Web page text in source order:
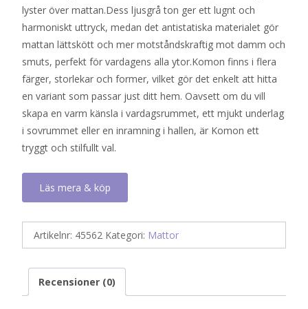
lyster över mattan.Dess ljusgrå ton ger ett lugnt och
harmoniskt uttryck, medan det antistatiska materialet gör
mattan lättskött och mer motståndskraftig mot damm och
smuts, perfekt för vardagens alla ytor.Komon finns i flera
färger, storlekar och former, vilket gör det enkelt att hitta
en variant som passar just ditt hem. Oavsett om du vill
skapa en varm känsla i vardagsrummet, ett mjukt underlag
i sovrummet eller en inramning i hallen, är Komon ett
tryggt och stilfullt val.
Läs mera & köp
Artikelnr: 45562 Kategori: Mattor
Recensioner (0)